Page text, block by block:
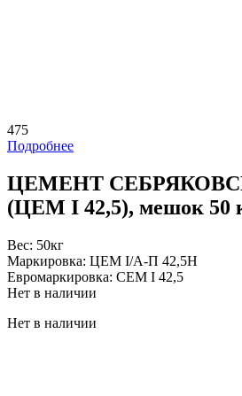
475
Подробнее
ЦЕМЕНТ
(ЦЕМ I 42,5), мешок 50
Вес: 50кг
Маркировка: ЦЕМ I/А-П 42,5Н
Евромаркировка: CEM I 42,5
Нет в наличии
Нет в наличии